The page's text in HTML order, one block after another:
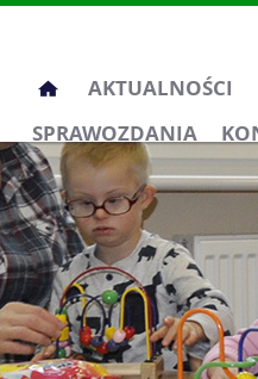
Przeskocz
do
treści
AKTUALNOŚCI
SPRAWOZDANIA